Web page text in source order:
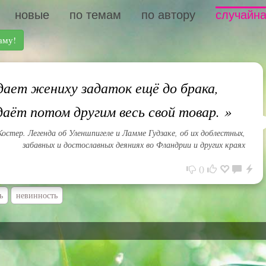
новые по темам по автору
жениху задаток ещё до брака,
потом другим весь свой товар. »
Легенда об Уленшпигеле и Ламме Гудзаке, об их доблестных,
забавных и достославных деяниях во Фландрии и других краях
0
невинность